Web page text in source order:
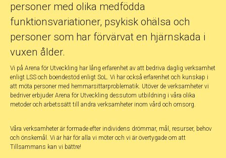
personer med olika medfödda
funktionsvariationer, psykisk ohälsa och
personer som har förvärvat en hjärnskada i
vuxen ålder.
Vi på Arena för Utveckling har lång erfarenhet av att bedriva daglig verksamhet
enligt LSS och boendestöd enligt SoL. Vi har också erfarenhet och kunskap i
att möta personer med hemmarsittarproblematik. Utöver de verksamheter vi
bedriver erbjuder Arena för Utveckling dessutom utbildning i våra olika
metoder och arbetssätt till andra verksamheter inom vård och omsorg.
Våra verksamheter är formade efter individens drömmar, mål, resurser, behov
och önskemål. Vi är här för alla vi möter och vi är övertygade om att
Tillsammans kan vi bättre!